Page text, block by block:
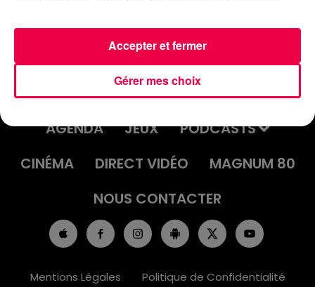
ACCUEIL INFOS
EMISSIONS
AGENDA
JEUX
PODCASTS
CINÉMA
DIRECT VIDÉO
MAGNUM 80
NOUS CONTACTER
Mentions Légales Politique de Confidentialité
Gérer mes choix
Accepter et fermer